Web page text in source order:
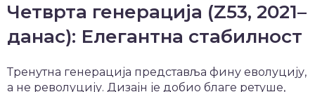
Четврта генерација (Z53, 2021–
данас): Елегантна стабилност
Тренутна генерација представља фину еволуцију,
а не револуцију. Дизајн је добио благе ретуше,